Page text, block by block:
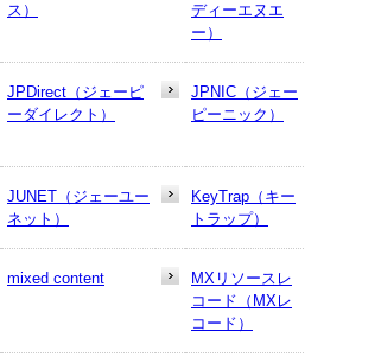
ス）
ディーエヌエ
ー）
JPDirect（ジェーピ
ーダイレクト）
JPNIC（ジェー
ピーニック）
JUNET（ジェーユー
ネット）
KeyTrap（キー
トラップ）
mixed content
MXリソースレ
コード（MXレ
コード）